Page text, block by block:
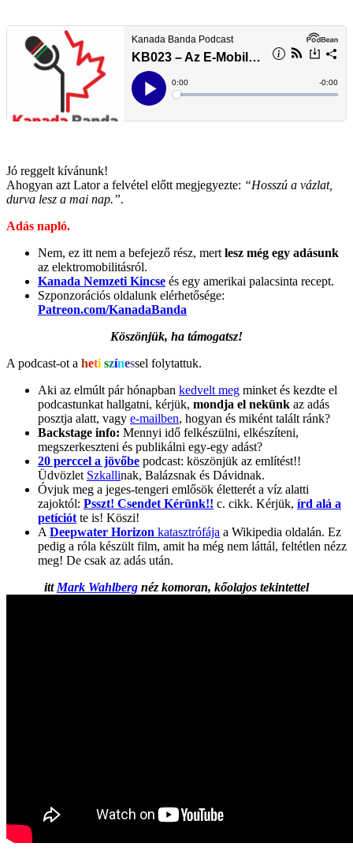
Jó reggelt kívánunk!
Ahogyan azt Lator a felvétel előtt megjegyezte: “Hosszú a vázlat,
durva lesz a mai nap.”.
Adás napló.
Nem, ez itt nem a befejező rész, mertlesz még egy adásunk
az elektromobilitásról.
Kanada Nemzeti Kincse és egy amerikai palacsinta recept.
Szponzorációs oldalunk elérhetősége:
Patreon.com/KanadaBanda
Köszönjük, ha támogatsz!
A podcast-ot a heti színessel folytattuk.
Aki az elmúlt pár hónapban kedvelt meg minket és kezdte el
podcastunkat hallgatni, kérjük, mondja el nekünk az adás
posztja alatt, vagy e-mailben, hogyan és miként talált ránk?
Backstage info: Mennyi idő felkészülni, elkészíteni,
megszerkeszteni és publikálni egy-egy adást?
20 perccel a jövőbe podcast: köszönjük az említést!!
Üdvözlet Szkallinak, Balázsnak és Dávidnak.
Óvjuk meg a jeges-tengeri emlősök életterét a víz alatti
zajoktól: Psszt! Csendet Kérünk!! c. cikk. Kérjük, írd alá a
petíciótte is! Köszi!
ADeepwater Horizon katasztrófája a Wikipedia oldalán. Ez
pedig a róla készült film, amit ha még nem láttál, feltétlen nézz
meg! De csak az adás után.
ittMark Wahlberg néz komoran, kőolajos tekintettel